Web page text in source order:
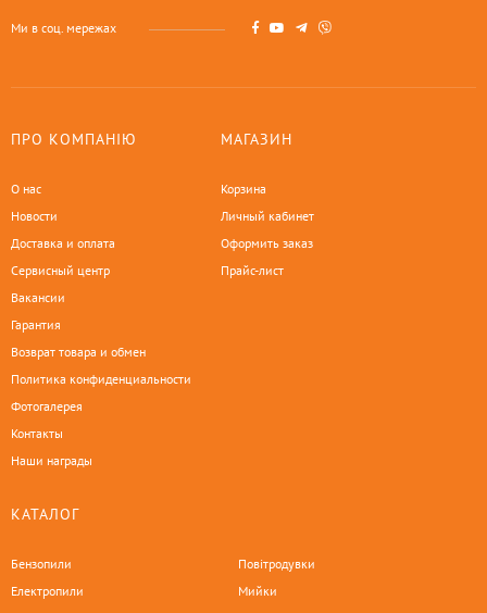
Ми в соц. мережах
ПРО КОМПАНІЮ
О нас
Новости
Доставка и оплата
Сервисный центр
Вакансии
Гарантия
Возврат товара и обмен
Политика конфиденциальности
Фотогалерея
Контакты
Наши награды
МАГАЗИН
Корзина
Личный кабинет
Оформить заказ
Прайс-лист
КАТАЛОГ
Бензопили
Електропили
Повітродувки
Мийки